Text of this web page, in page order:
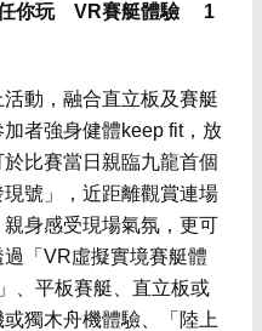
任你玩 VR賽艇體驗 1
動，融合直立板及賽艇
者強身健體keep fit，放
比賽當日親臨九龍首個
號」，近距離觀賞連場
身感受現場氣氛，更可
「VR虛擬實境賽艇體
、平板賽艇、直立板或
獨木舟機體驗、「陸上